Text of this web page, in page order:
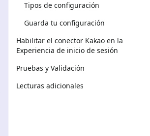
Tipos de configuración
Guarda tu configuración
Habilitar el conector Kakao en la
Experiencia de inicio de sesión
Pruebas y Validación
Lecturas adicionales